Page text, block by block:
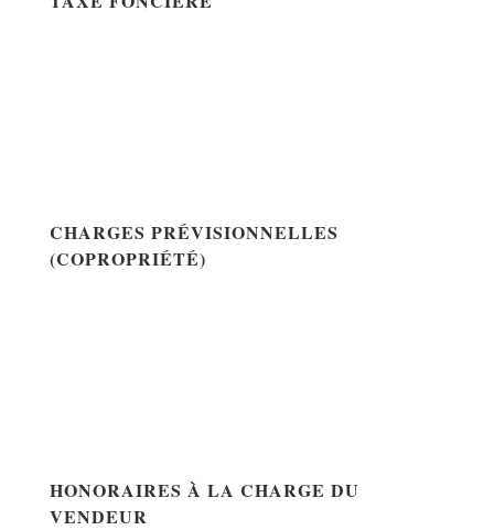
CHARGES PRÉVISIONNELLES
(COPROPRIÉTÉ)
HONORAIRES À LA CHARGE DU
VENDEUR